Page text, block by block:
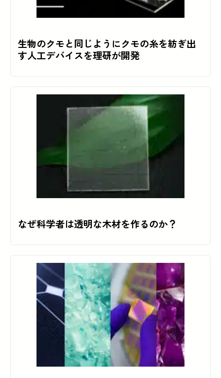
生物のクモと同じようにクモの糸を紡ぎ出
す人工デバイスを理研が開発
なぜ科学者は透明な木材を作るのか？